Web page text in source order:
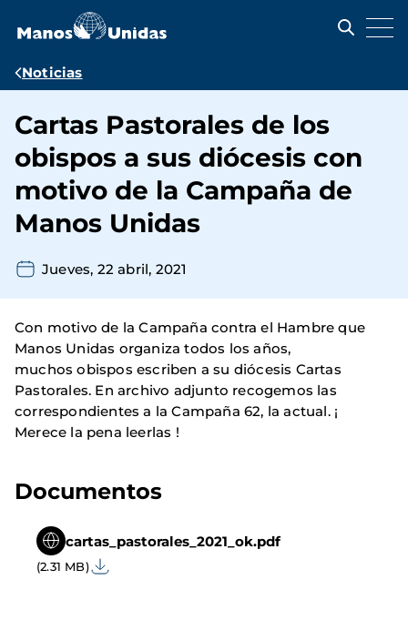
contenido
Ruta
navegación
Noticias
Cartas Pastorales de los
obispos a sus diócesis con
motivo de la Campaña de
Manos Unidas
Jueves, 22 abril, 2021
Con motivo de la Campaña contra el Hambre que
Manos Unidas organiza todos los años,
muchos obispos escriben a su diócesis Cartas
Pastorales. En archivo adjunto recogemos las
correspondientes a la Campaña 62, la actual. ¡
Merece la pena leerlas !
Documentos
cartas_pastorales_2021_ok.pdf
(2.31 MB)